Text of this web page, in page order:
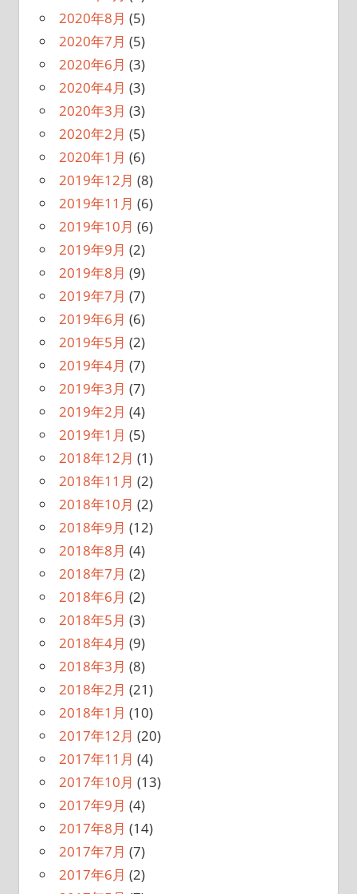
2020年8月 (5)
2020年7月 (5)
2020年6月 (3)
2020年4月 (3)
2020年3月 (3)
2020年2月 (5)
2020年1月 (6)
2019年12月 (8)
2019年11月 (6)
2019年10月 (6)
2019年9月 (2)
2019年8月 (9)
2019年7月 (7)
2019年6月 (6)
2019年5月 (2)
2019年4月 (7)
2019年3月 (7)
2019年2月 (4)
2019年1月 (5)
2018年12月 (1)
2018年11月 (2)
2018年10月 (2)
2018年9月 (12)
2018年8月 (4)
2018年7月 (2)
2018年6月 (2)
2018年5月 (3)
2018年4月 (9)
2018年3月 (8)
2018年2月 (21)
2018年1月 (10)
2017年12月 (20)
2017年11月 (4)
2017年10月 (13)
2017年9月 (4)
2017年8月 (14)
2017年7月 (7)
2017年6月 (2)